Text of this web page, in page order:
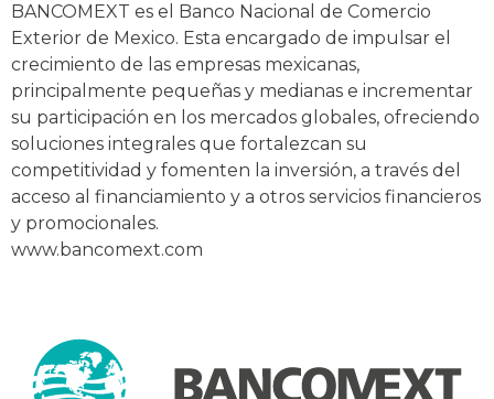
BANCOMEXT es el Banco Nacional de Comercio
Exterior de Mexico. Esta encargado de impulsar el
crecimiento de las empresas mexicanas,
principalmente pequeñas y medianas e incrementar
su participación en los mercados globales, ofreciendo
soluciones integrales que fortalezcan su
competitividad y fomenten la inversión, a través del
acceso al financiamiento y a otros servicios financieros
y promocionales.
www.bancomext.com